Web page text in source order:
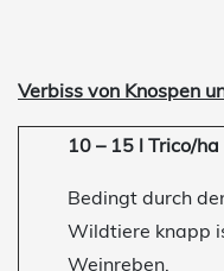
Verbiss von Knospen
10 – 15 l Trico/
Bedingt durch
Wildtiere knapp
Weinreben.